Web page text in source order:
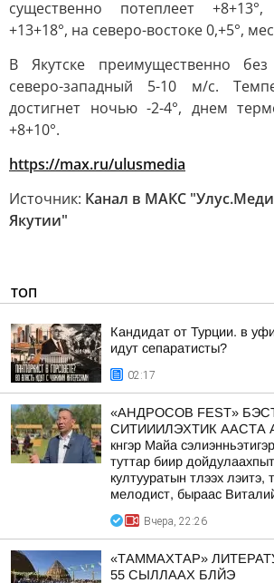
существенно потеплеет
+13+18°, на северо-востоке 0,+5°,
В Якутске преимущественно
северо-западный 5-10 м/с.
достигнет ночью -2-4°, днем
+8+10°.
https://max.ru/ulusmedia
Источник: Канал в МАКС
Якутии"
ТОП
Кандидат от Турции. в
идут сепаратисты?
02:17
«АНДРОСОВ FEST»
СИТИИИЛЭХТИК ААСТА
кнгэр Майа
туттар биир
култууратын тлээх лэитэ,
мелодист, быраас
Вчера, 22:26
«ТАММАХТАР»
55 СЫЛЛААХ БЛЙЭ